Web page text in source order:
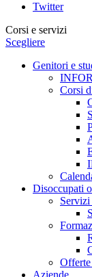
Twitter
Corsi e servizi
Scegliere
Genitori e
Corsi
Disoccupati
Aziende